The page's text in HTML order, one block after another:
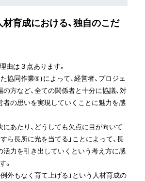
育成における、独自のこだ
由は３点あります。
協同作業®」によって、経営者、プロジェ
の方など、全ての関係者と十分に協議、対
者の思いを実現していくことに魅力を感
にあたり、どうしても欠点に目が向いて
すら長所に光を当てる」ことによって、長
活力を引き出していくという考え方に感
。
例外もなく育て上げる」という人材育成の